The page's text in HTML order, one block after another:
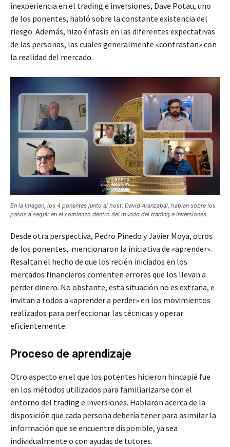
inexperiencia en el trading e inversiones, Dave Potau, uno
de los ponentes, habló sobre la constante existencia del
riesgo. Además, hizo énfasis en las diferentes expectativas
de las personas, las cuales generalmente «contrastan» con
la realidad del mercado.
En la imagen, los 4 ponentes junto al host, David Aranzabal, hablan sobre los
pasos a seguir en el comienzo dentro del mundo del trading e inversiones.
Desde otra perspectiva, Pedro Pinedo y Javier Moya, otros
de los ponentes, mencionaron la iniciativa de «aprender».
Resaltan el hecho de que los recién iniciados en los
mercados financieros comenten errores que los llevan a
perder dinero. No obstante, esta situación no es extraña, e
invitan a todos a «aprender a perder» en los movimientos
realizados para perfeccionar las técnicas y operar
eficientemente.
Proceso de aprendizaje
Otro aspecto en el que los potentes hicieron hincapié fue
en los métodos utilizados para familiarizarse con el
entorno del trading e inversiones. Hablaron acerca de la
disposición que cada persona debería tener para asimilar la
información que se encuentre disponible, ya sea
individualmente o con ayudas de tutores.